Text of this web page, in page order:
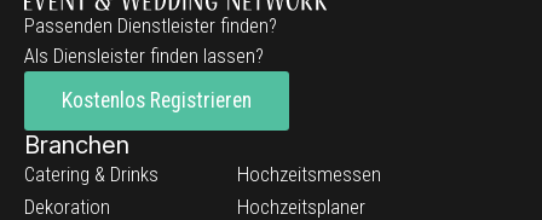
Passenden Dienstleister finden?
Als Diensleister finden lassen?
Kostenlos Registrieren
Branchen
Catering & Drinks
Dekoration
Hochzeitsmessen
Hochzeitsplaner